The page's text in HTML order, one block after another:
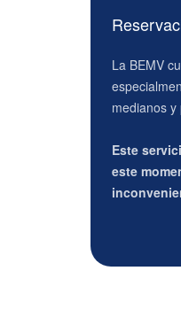
La BEMV
medianos y
Este
este